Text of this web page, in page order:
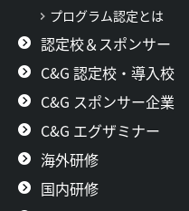
プログラム認定とは
認定校＆スポンサー
C&G 認定校・導入校
C&G スポンサー企業
C&G エグザミナー
海外研修
国内研修